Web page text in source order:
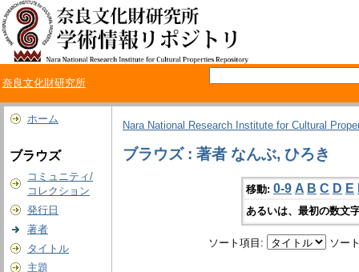
奈良文化財研究所
ホーム
ブラウズ
コミュニティ/
コレクション
発行日
著者
タイトル
主題
Nara National Research Institute for Cultural
ブラウズ : 著者 なんぶ, ひろき
移動: 0-9 A B C D E
あるいは、最初の数文
ソート項目: ソー